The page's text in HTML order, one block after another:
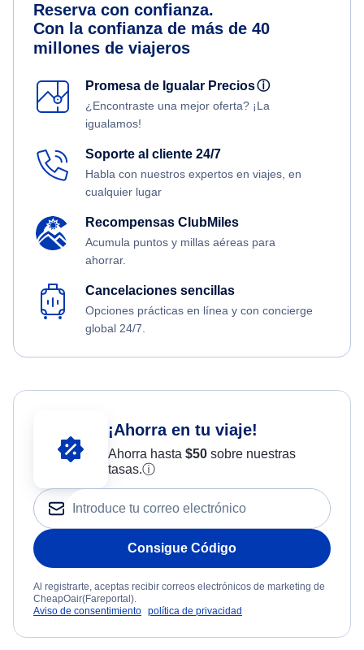
Reserva con confianza.
Con la confianza de más de 40
millones de viajeros
Promesa de Igualar Preciosⓘ
¿Encontraste una mejor oferta? ¡La
igualamos!
Soporte al cliente 24/7
Habla con nuestros expertos en viajes, en
cualquier lugar
Recompensas ClubMiles
Acumula puntos y millas aéreas para
ahorrar.
Cancelaciones sencillas
Opciones prácticas en línea y con concierge
global 24/7.
¡Ahorra en tu viaje!
Ahorra hasta $50sobre nuestras
tasas.ⓘ
Consigue Código
Al registrarte, aceptas recibir correos electrónicos de marketing de
CheapOair(Fareportal).
Aviso de consentimiento política de privacidad